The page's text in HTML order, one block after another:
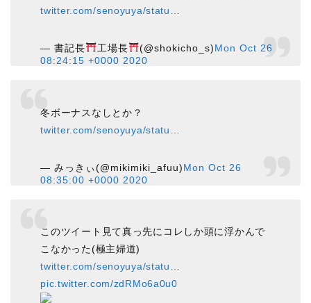
twitter.com/senoyuya/statu…
— 書記長 工場長 (@shokicho_s)Mon Oct 26
08:24:15 +0000 2020
冬ボーナスなしとか？
twitter.com/senoyuya/statu…
— みっきぃ(@mikimiki_afuu)Mon Oct 26
08:35:00 +0000 2020
このツイート見て真っ先にコレしか頭に浮かんで
こなかった(極主婦道)
twitter.com/senoyuya/statu…
pic.twitter.com/zdRMo6a0u0